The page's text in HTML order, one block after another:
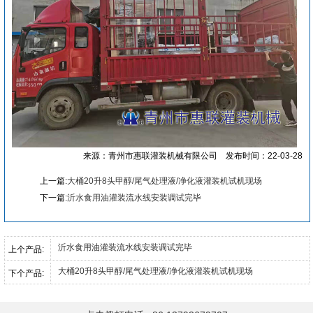
来源：青州市惠联灌装机械有限公司 发布时间：22-03-28
上一篇:大桶20升8头甲醇/尾气处理液/净化液灌装机试机现场
下一篇:沂水食用油灌装流水线安装调试完毕
上个产品: 沂水食用油灌装流水线安装调试完毕
下个产品: 大桶20升8头甲醇/尾气处理液/净化液灌装机试机现场